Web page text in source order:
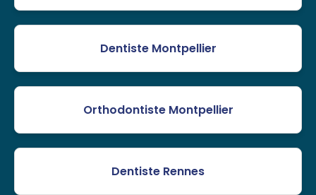
Dentiste Montpellier
Orthodontiste Montpellier
Dentiste Rennes